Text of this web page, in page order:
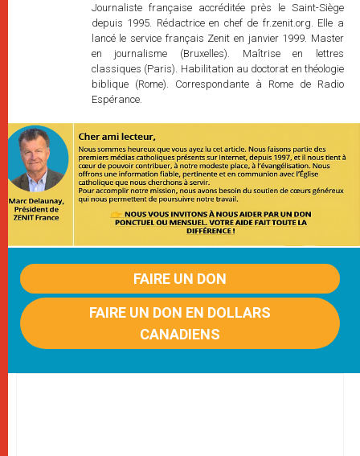
Journaliste française accréditée près le Saint-Siège
depuis 1995. Rédactrice en chef de fr.zenit.org. Elle a
lancé le service français Zenit en janvier 1999. Master
en journalisme (Bruxelles). Maîtrise en lettres
classiques (Paris). Habilitation au doctorat en théologie
biblique (Rome). Correspondante à Rome de Radio
Espérance.
FAIRE UN DON
FAIRE UN DON EN DOLLARS
CANADIENS